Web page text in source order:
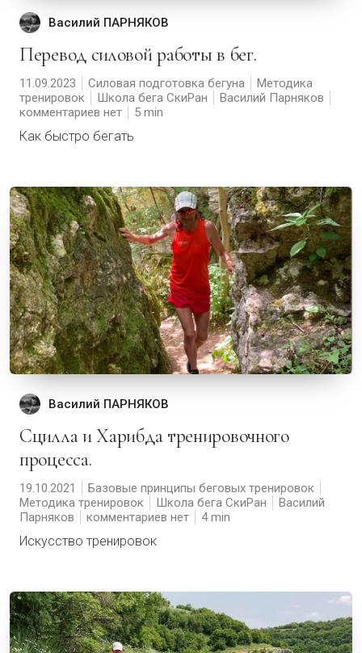
Василий ПАРНЯКОВ
Перевод силовой работы в бег.
11.09.2023 Силовая подготовка бегуна
Методика
тренировок
Школа бега СкиРан
Василий Парняков
комментариев нет
5
Как быстро бегать
Василий ПАРНЯКОВ
Сцилла и Харибда тренировочного
процесса.
19.10.2021
Базовые принципы беговых тренировок
Методика тренировок
Школа бега СкиРан
Василий
Парняков
комментариев нет 4
Искусство тренировок